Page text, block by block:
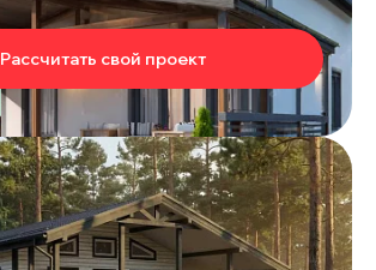
Рассчитать свой проект